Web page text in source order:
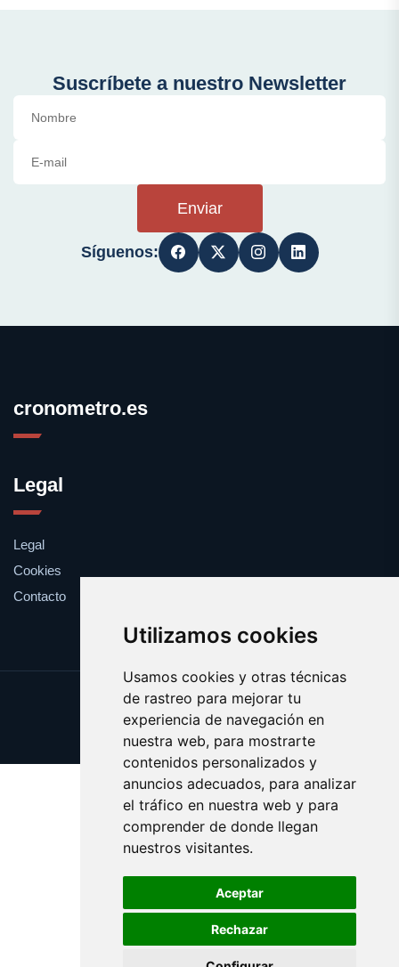
Utilizamos cookies
Usamos cookies y otras técnicas
de rastreo para mejorar tu
experiencia de navegación en
nuestra web, para mostrarte
contenidos personalizados y
anuncios adecuados, para analizar
el tráfico en nuestra web y para
comprender de donde llegan
nuestros visitantes.
Aceptar
Rechazar
Suscríbete a nuestro Newsletter
Enviar
Síguenos:
cronometro.es
Legal
Legal
Cookies
Contacto
Update cookies preferences
Copyright © 2025 cronometro.es